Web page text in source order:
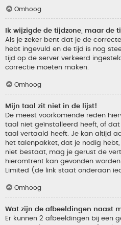
Omhoog
Ik wijzigde de tijdzone, maar de
Als je zeker bent dat je de
hebt ingevuld en de tijd is nog
tijd op de server verkeerd
correctie moeten maken.
Omhoog
Mijn taal zit niet in de lijst!
De meest voorkomende reden
taal niet geïnstalleerd heeft, of
taal vertaald heeft. Je kan altijd
het talenpakket, dat je nodig
niet bestaat, mag je gerust de
hieromtrent kan gevonden
Limited (de link staat onderaan
Omhoog
Wat zijn de afbeeldingen naast
Er kunnen 2 afbeeldingen bij een